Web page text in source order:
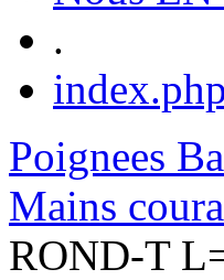
.
Poignees
Mains
ROND-T